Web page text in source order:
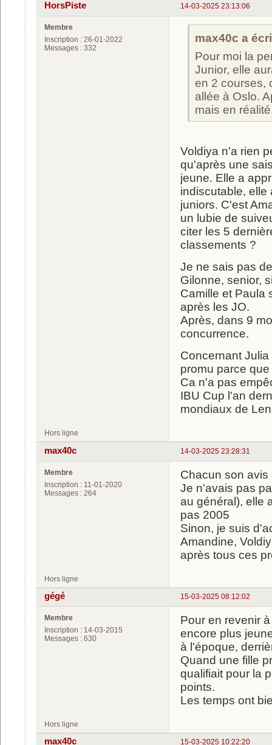
14-03-2025 23:13:06
HorsPiste
Membre
Inscription : 26-01-2022
Messages : 332
max40c a
Pour moi la
Junior, elle
en 2 courses,
allée à Oslo.
mais en
Voldiya n'a rien
qu'après une
jeune. Elle a
indiscutable, elle
juniors. C'est
un lubie de
citer les 5
classements ?
Je ne sais pas
Gilonne, senior,
Camille et Paula
après les JO.
Après, dans 9
concurrence.
Concernant
promu parce
Ca n'a pas
IBU Cup l'an
mondiaux de
Hors ligne
14-03-2025 23:28:31
max40c
Membre
Inscription : 11-01-2020
Messages : 264
Chacun son avis
Je n'avais pas
au général), elle
pas 2005
Sinon, je suis
Amandine,
après tous ces
Hors ligne
15-03-2025 08:12:02
gégé
Membre
Inscription : 14-03-2015
Messages : 630
Pour en revenir
encore plus
à l'époque,
Quand une fille
qualifiait pour la
points.
Les temps ont
Hors ligne
15-03-2025 10:22:20
max40c